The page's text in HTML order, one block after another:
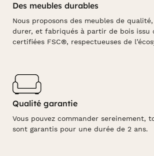
Des meubles durables
Nous proposons des meubles de
durer, et fabriqués à partir de bois issu
certifiées FSC®, respectueuses de
Qualité garantie
Vous pouvez commander sereinement,
sont garantis pour une durée de 2 ans.